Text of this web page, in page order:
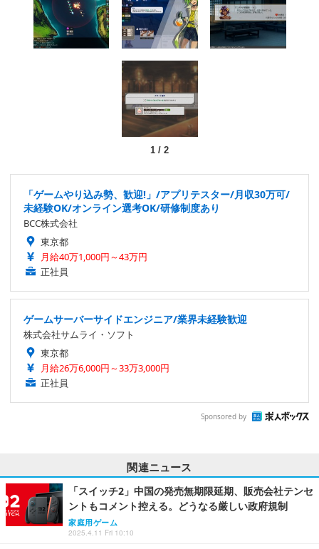
1/ 2
「ゲームやり込み勢、歓迎!」/アプリテスター/月収30万可/
未経験OK/オンライン選考OK/研修制度あり
BCC株式会社
東京都
月給40万1,000円～43万円
正社員
ゲームサーバーサイドエンジニア/業界未経験歓迎
株式会社サムライ・ソフト
東京都
月給26万6,000円～33万3,000円
正社員
Sponsored by
関連ニュース
「スイッチ2」中国の発売無期限延期、販売会社テンセ
ントもコメント控える。どうなる厳しい政府規制
家庭用ゲーム
2025.4.11 Fri 10:10